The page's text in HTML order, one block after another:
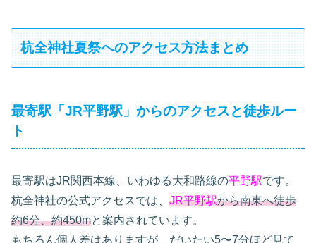
杭全神社夏祭へのアクセス方法まとめ
最寄駅「JR平野駅」からのアクセスと徒歩ルー
ト
最寄駅はJR関西本線、いわゆる大和路線の平野駅です。
杭全神社の公式アクセスでは、 JR平野駅から南東へ徒歩
約6分、約450mと案内されています。
もちろん個人差はありますが、だいたい5〜7分ほど見て